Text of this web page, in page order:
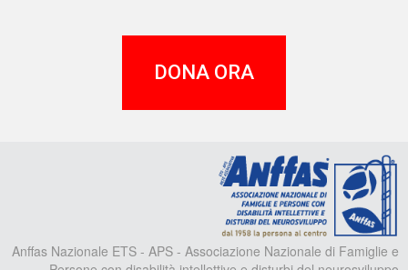
DONA ORA
Anffas Nazionale ETS - APS - Associazione Nazionale di Famiglie e